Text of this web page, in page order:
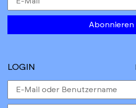
Abonnieren
LOGIN